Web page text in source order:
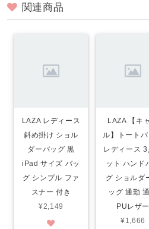
関連商品
LAZA レディース
斜め掛け ショル
ダーバッグ 黒
iPad サイズ バッ
グ シンプル ファ
スナー 付き
¥2,149
LAZA 【キ
ル】トート
レディース 3
ット ハンド
グ ショルダ
ッグ 通勤
PUレザー
¥1,666